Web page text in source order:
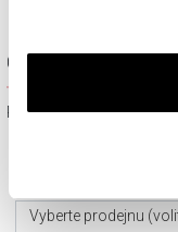
Ověřit dostupnost a
Prosím, vyberte ze
Vyberte prodejnu